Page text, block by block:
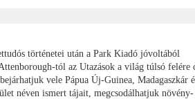
történetei után a Park Kiadó jóvoltából
tól az Utazások a világ túlsó felére
vele Pápua Új-Guinea, Madagaszkár
néven ismert tájait, megcsodálhatjuk növény-